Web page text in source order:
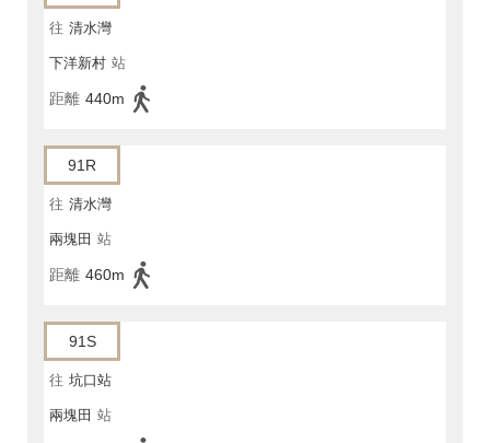
往 清水灣
下洋新村 站
距離 440m
91R
往 清水灣
兩塊田 站
距離 460m
91S
往 坑口站
兩塊田 站